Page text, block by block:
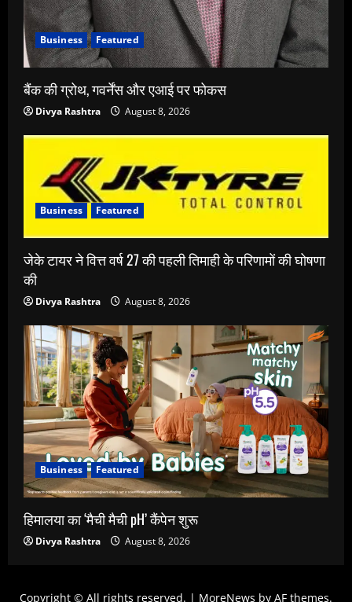
Business Featured
बैंक की ग्रोथ, गवर्नेंस और एआई पर फोकस
Divya Rashtra August 8, 2026
Business Featured
जेके टायर ने वित्त वर्ष 27 की पहली तिमाही के परिणामों की घोषणा
की
Divya Rashtra August 8, 2026
Business Featured
हिमालया का ‘मैची मैची pH’ कैंपेन शुरू
Divya Rashtra August 8, 2026
Copyright © All rights reserved. | MoreNews by AF themes.